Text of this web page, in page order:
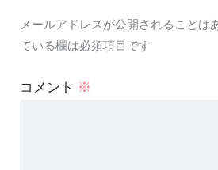
メールアドレスが公開されることは
ている欄は必須項目です
コメント ※